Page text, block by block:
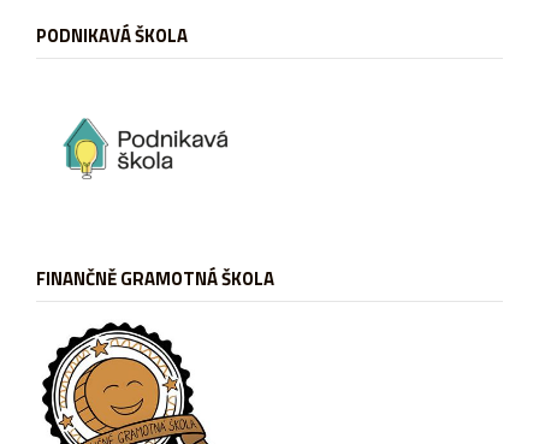
PODNIKAVÁ ŠKOLA
FINANČNĚ GRAMOTNÁ ŠKOLA